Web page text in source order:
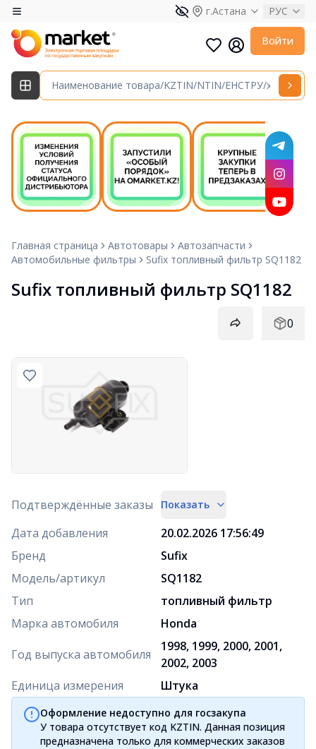
г.Астана РУС
Войти
Главная страница Автотовары
Автозапчасти
Автомобильные фильтры
Sufix топливный фильтр SQ1182
Sufix топливный фильтр SQ1182
0
Подтверждённые заказы Показать
Дата добавления
20.02.2026 17:56:49
Бренд
Sufix
Модель/артикул
SQ1182
Тип
топливный фильтр
Марка автомобиля
Honda
Год выпуска автомобиля
1998, 1999, 2000, 2001,
2002, 2003
Единица измерения
Штука
Оформление недоступно для госзакупа
У товара отсутствует код KZTIN. Данная позиция
предназначена только для коммерческих заказов